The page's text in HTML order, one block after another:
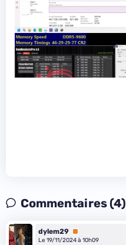
Commentaires (4)
dylem29 Premium
Le 19/11/2024 à 10h09